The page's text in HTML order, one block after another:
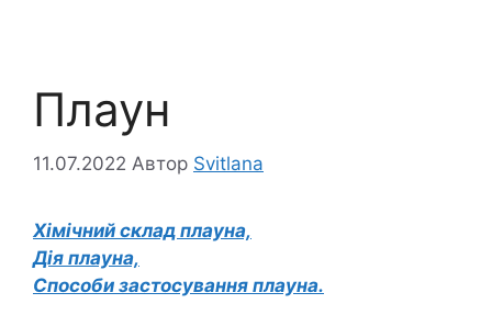
Плаун
11.07.2022 Автор Svitlana
Хімічний склад плауна,
Дія плауна,
Способи застосування плауна.